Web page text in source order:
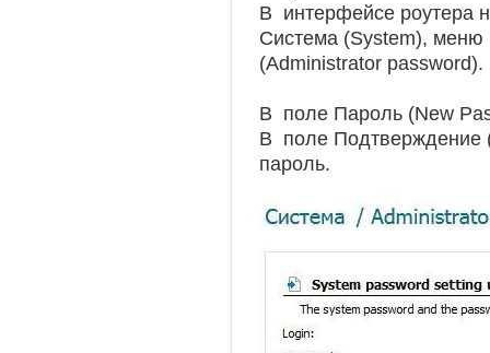
В интерфейсе роутера
Система (System), меню
(Administrator password).
В поле Пароль (New
В поле Подтверждение
пароль.